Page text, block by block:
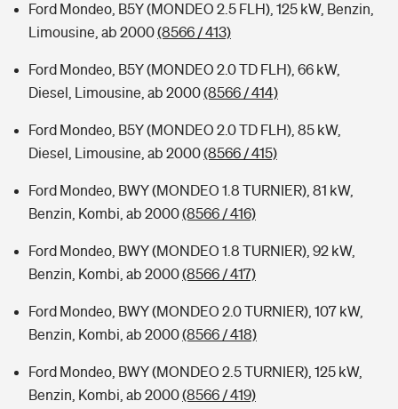
Ford Mondeo, B5Y (MONDEO 2.5 FLH), 125 kW, Benzin,
Limousine, ab 2000(8566 / 413)
Ford Mondeo, B5Y (MONDEO 2.0 TD FLH), 66 kW,
Diesel, Limousine, ab 2000(8566 / 414)
Ford Mondeo, B5Y (MONDEO 2.0 TD FLH), 85 kW,
Diesel, Limousine, ab 2000(8566 / 415)
Ford Mondeo, BWY (MONDEO 1.8 TURNIER), 81 kW,
Benzin, Kombi, ab 2000(8566 / 416)
Ford Mondeo, BWY (MONDEO 1.8 TURNIER), 92 kW,
Benzin, Kombi, ab 2000(8566 / 417)
Ford Mondeo, BWY (MONDEO 2.0 TURNIER), 107 kW,
Benzin, Kombi, ab 2000(8566 / 418)
Ford Mondeo, BWY (MONDEO 2.5 TURNIER), 125 kW,
Benzin, Kombi, ab 2000(8566 / 419)